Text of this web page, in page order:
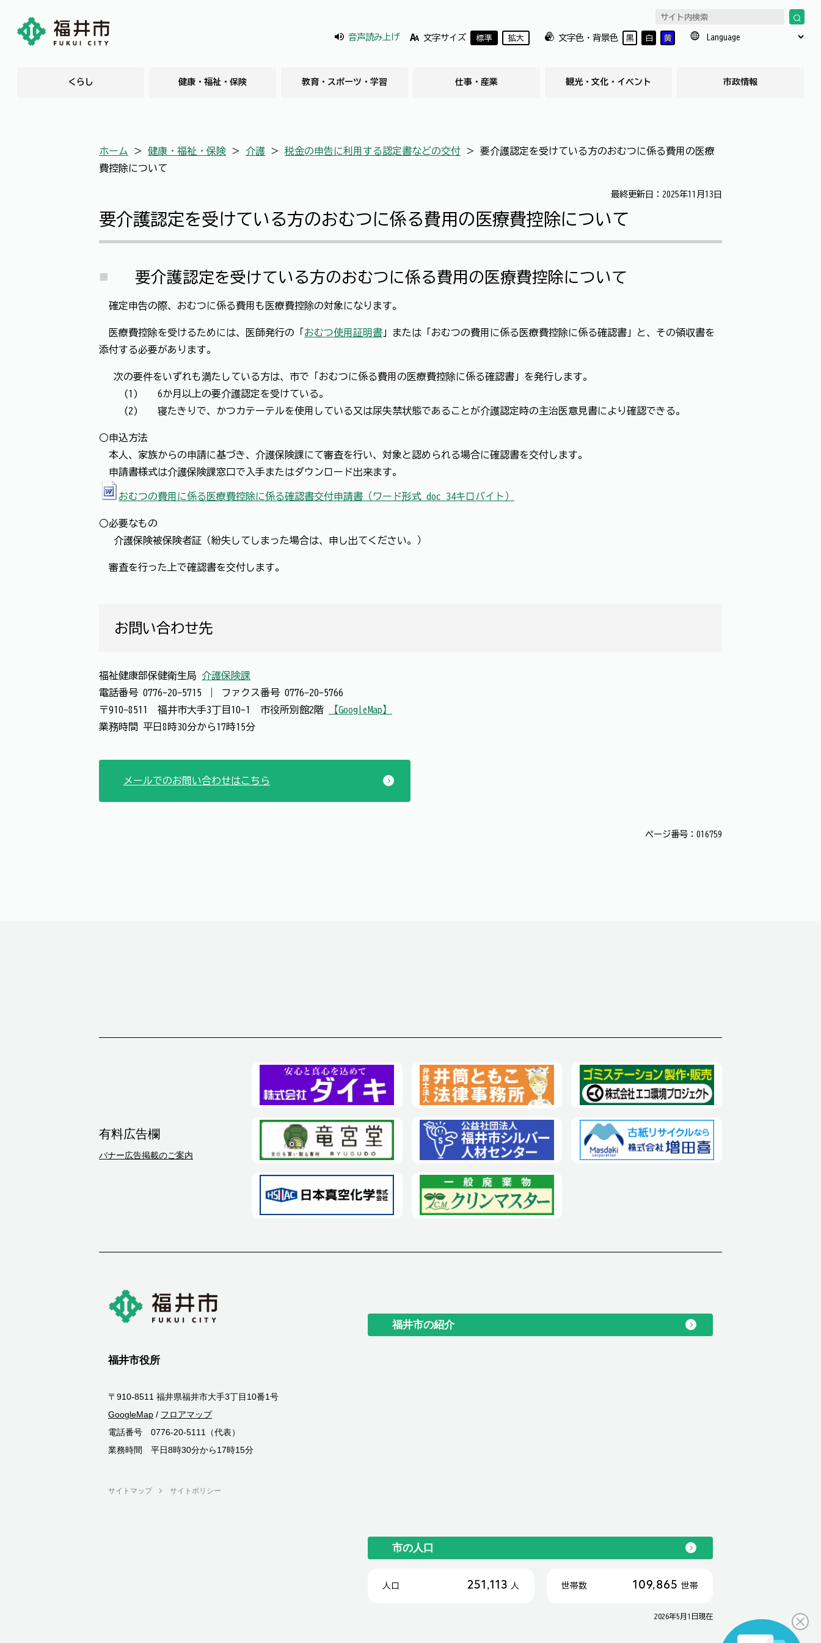
音声読み上げ 文字サイズ 標準 拡大 文字色・背景色 黒 白 黄
くらし 健康・福祉・保険 教育・スポーツ・学習 仕事・産業 観光・文化・イベント 市政情報
ホーム ＞ 健康・福祉・保険 ＞ 介護 ＞ 税金の申告に利用する認定書などの交付 ＞ 要介護認定を受けている方のおむつに係る費用の医療
費控除について
最終更新日：2025年11月13日
要介護認定を受けている方のおむつに係る費用の医療費控除について
要介護認定を受けている方のおむつに係る費用の医療費控除について
確定申告の際、おむつに係る費用も医療費控除の対象になります。
医療費控除を受けるためには、医師発行の「 おむつ使用証明書 」または「おむつの費用に係る医療費控除に係る確認書」と、その領収書を
添付する必要があります。
次の要件をいずれも満たしている方は、市で「おむつに係る費用の医療費控除に係る確認書」を発行します。
(1) 6か月以上の要介護認定を受けている。
(2) 寝たきりで、かつカテーテルを使用している又は尿失禁状態であることが介護認定時の主治医意見書により確認できる。
○申込方法
本人、家族からの申請に基づき、介護保険課にて審査を行い、対象と認められる場合に確認書を交付します。
申請書様式は介護保険課窓口で入手またはダウンロード出来ます。
おむつの費用に係る医療費控除に係る確認書交付申請書（ワード形式 doc 34キロバイト）
○必要なもの
介護保険被保険者証（紛失してしまった場合は、申し出てください。）
審査を行った上で確認書を交付します。
お問い合わせ先
福祉健康部保健衛生局 介護保険課
電話番号 0776-20-5715 ファクス番号 0776-20-5766
〒910-8511 福井市大手3丁目10-1 市役所別館2階
【GoogleMap】
業務時間 平日8時30分から17時15分
メールでのお問い合わせはこちら
ページ番号：016759
有料広告欄
バナー広告掲載のご案内
福井市役所
〒910-8511 福井県福井市大手3丁目10番1号
GoogleMap / フロアマップ
電話番号 0776-20-5111（代表）
業務時間 平日8時30分から17時15分
サイトマップ サイトポリシー
福井市の紹介
市の人口
人口 251,113 人 世帯数 109,865 世帯
2026年5月1日現在